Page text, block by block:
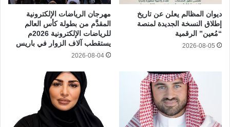
ديوان المظالم يعلن عن تاريخ
إطلاق النسخة الجديدة لمنصة
“مُعين” الرقمية
2026-08-05
مهرجان الرياضات الإلكترونية
المقدَّم من بطولة كأس العالم
للرياضات الإلكترونية 2026م
يستقطب آلاف الزوار في باريس
2026-08-04